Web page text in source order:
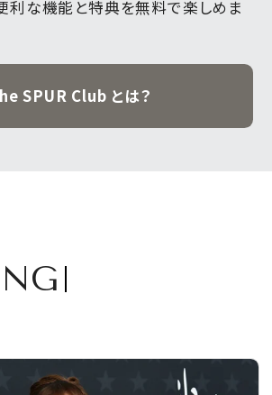
利な機能と特典を無料で楽しめま
SPUR Club とは？